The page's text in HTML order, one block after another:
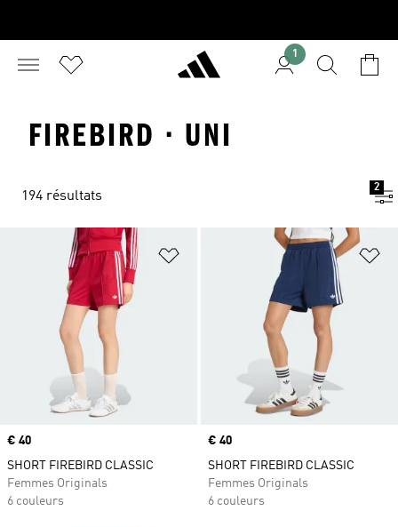
1
FIREBIRD · UNI
194 résultats
2
Ajouter à la Liste de produits
Prix
€ 40
SHORT FIREBIRD CLASSIC
Femmes Originals
6 couleurs
Prix
€ 40
SHORT FIREBIRD CLASSIC
Femmes Originals
6 couleurs